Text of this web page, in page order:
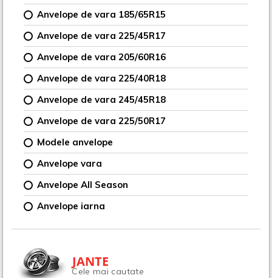
Anvelope de vara 185/65R15
Anvelope de vara 225/45R17
Anvelope de vara 205/60R16
Anvelope de vara 225/40R18
Anvelope de vara 245/45R18
Anvelope de vara 225/50R17
Modele anvelope
Anvelope vara
Anvelope All Season
Anvelope iarna
JANTE
Cele mai cautate